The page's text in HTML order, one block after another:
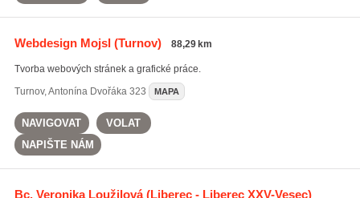
Webdesign Mojsl(Turnov) 88,29 km
Tvorba webových stránek a grafické práce.
Turnov,Antonína Dvořáka 323 MAPA
NAVIGOVAT
VOLAT
NAPIŠTE NÁM
Bc. Veronika Loužilová(Liberec - Liberec XXV-Vesec)